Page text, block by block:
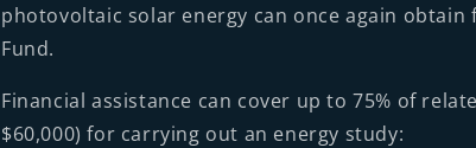
photovoltaic solar energy can once again
Fund.
Financial assistance can cover up to 75% of
$60,000) for carrying out an energy study: